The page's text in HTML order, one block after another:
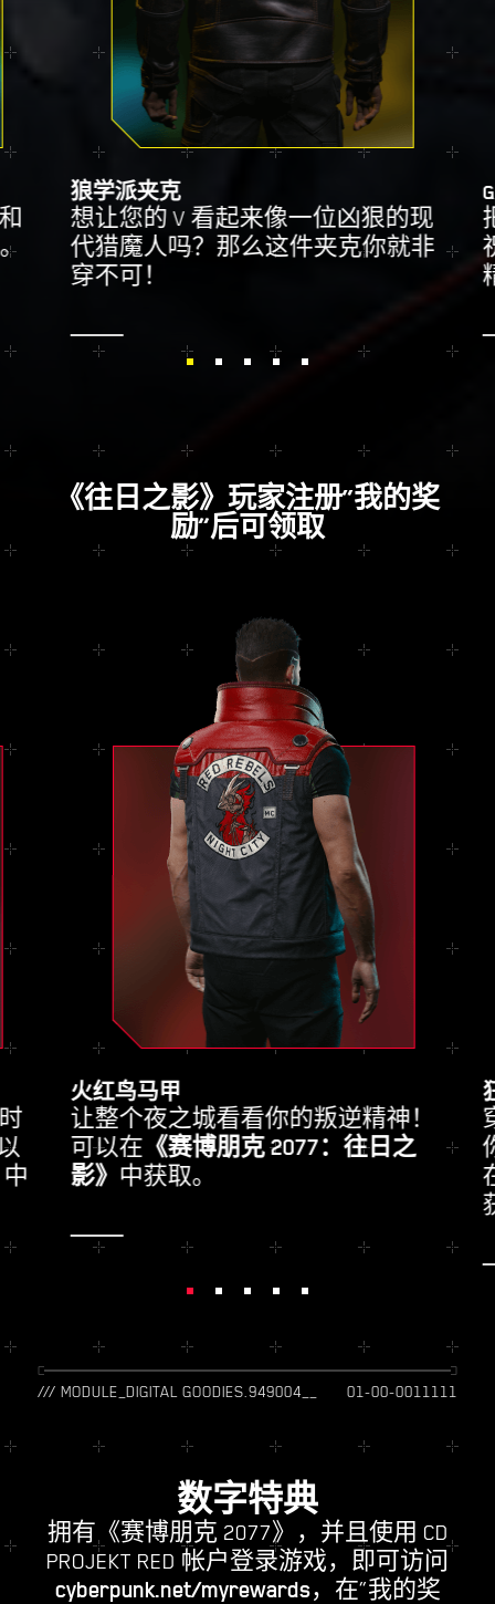
狼学派夹克
想让您的 V 看起来像一位凶狠的现
代猎魔人吗？那么这件夹克你就非
穿不可！
《往日之影》玩家注册“我的奖
励”后可领取
中
火红鸟马甲
让整个夜之城看看你的叛逆精神！
可以在 《赛博朋克 2077：往日之
影》 中获取。
/// MODULE_DIGITAL GOODIES.949004__ 01-00-0011111
数字特典
拥有《赛博朋克 2077》，并且使用 CD
PROJEKT RED 帐户登录游戏，即可访问
cyberpunk.net/myrewards，在“我的奖